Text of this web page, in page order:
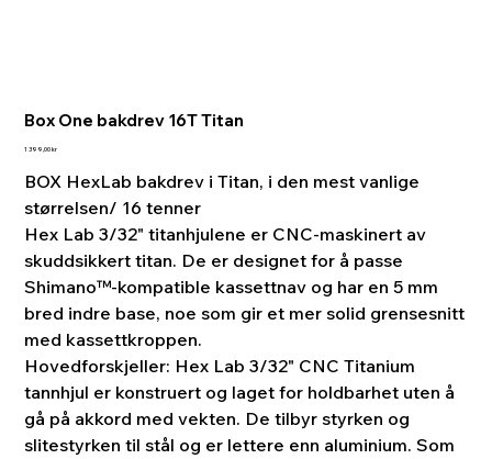
Box One bakdrev 16T Titan
Pris
1 399,00 kr
BOX HexLab bakdrev i Titan, i den mest vanlige
størrelsen/ 16 tenner
Hex Lab 3/32" titanhjulene er CNC-maskinert av
skuddsikkert titan. De er designet for å passe
Shimano™-kompatible kassettnav og har en 5 mm
bred indre base, noe som gir et mer solid grensesnitt
med kassettkroppen.
Hovedforskjeller: Hex Lab 3/32" CNC Titanium
tannhjul er konstruert og laget for holdbarhet uten å
gå på akkord med vekten. De tilbyr styrken og
slitestyrken til stål og er lettere enn aluminium. Som